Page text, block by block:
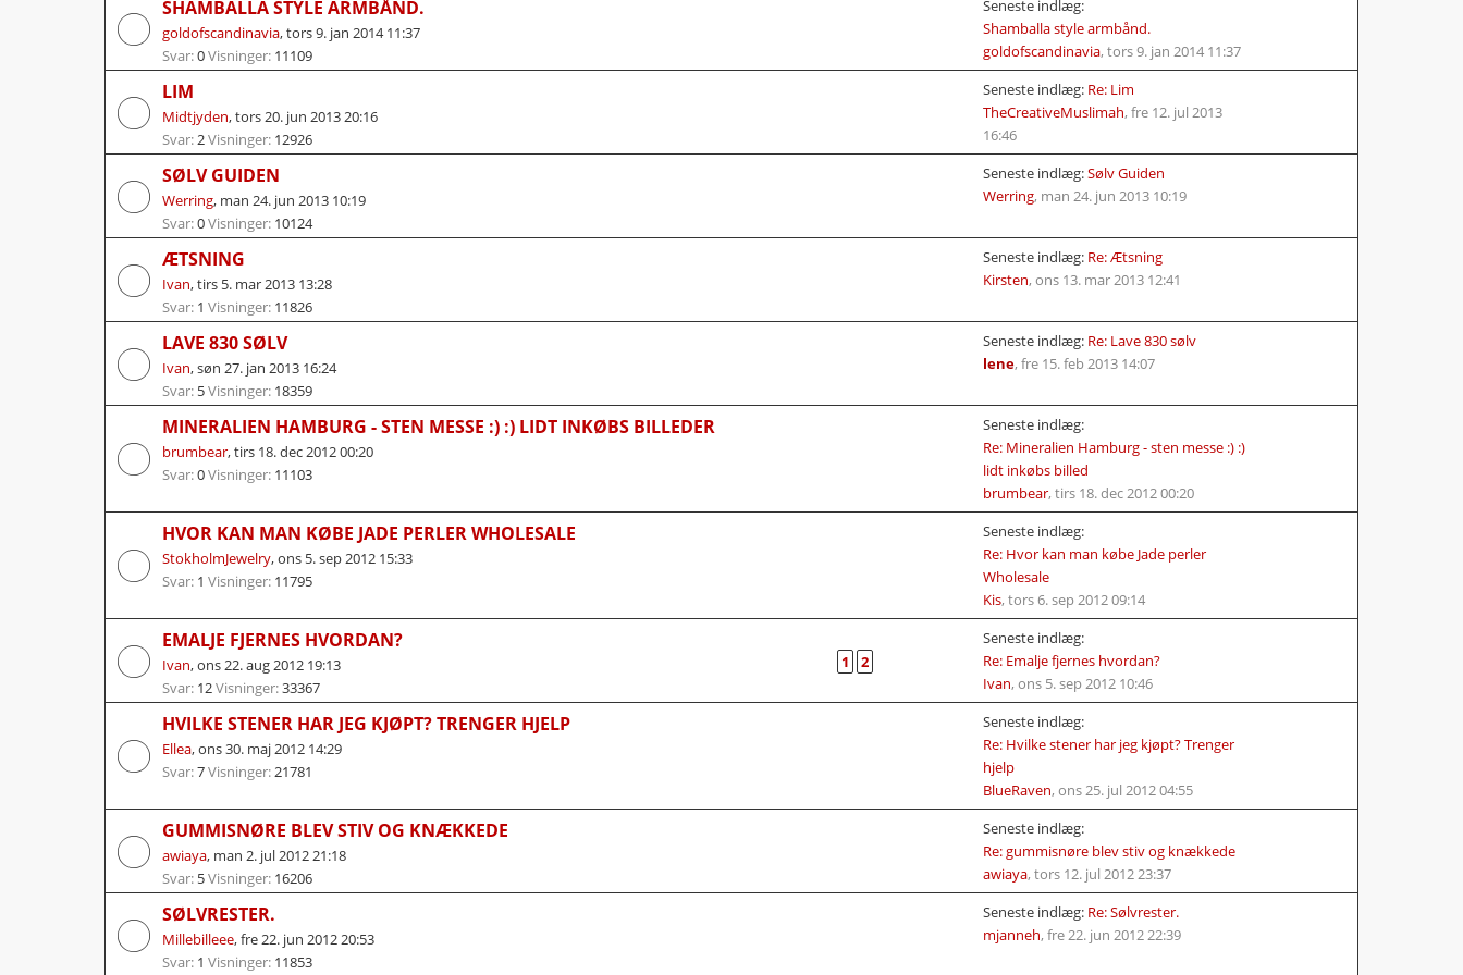
SHAMBALLA STYLE ARMBÅND.
goldofscandinavia,tors 9. jan 2014 11:37
Svar:0Visninger: 11109
Seneste indlæg:
Shamballa style armbånd.
goldofscandinavia, tors 9. jan 2014 11:37
LIM
Midtjyden,tors 20. jun 2013 20:16
Svar:2Visninger: 12926
Seneste indlæg: Re: Lim
TheCreativeMuslimah, fre 12. jul 2013
16:46
SØLV GUIDEN
Werring, man 24. jun 2013 10:19
Svar:0Visninger: 10124
Seneste indlæg:Sølv Guiden
Werring, man 24. jun 2013 10:19
ÆTSNING
Ivan,tirs 5. mar 2013 13:28
Svar: 1 Visninger: 11826
Seneste indlæg: Re: Ætsning
Kirsten, ons 13. mar 2013 12:41
LAVE 830 SØLV
Ivan,søn 27. jan 2013 16:24
Svar: 5Visninger: 18359
Seneste indlæg: Re: Lave 830 sølv
lene, fre 15. feb 2013 14:07
MINERALIEN HAMBURG - STEN MESSE :) :) LIDT INKØBS BILLEDER
brumbear,tirs 18. dec 2012 00:20
Svar:0Visninger: 11103
Seneste indlæg:
Re: Mineralien Hamburg - sten messe :) :)
lidt inkøbs billed
brumbear, tirs 18. dec 2012 00:20
HVOR KAN MAN KØBE JADE PERLER WHOLESALE
StokholmJewelry,ons 5. sep 2012 15:33
Svar: 1 Visninger: 11795
Seneste indlæg:
Re: Hvor kan man købe Jade perler
Wholesale
Kis, tors 6. sep 2012 09:14
EMALJE FJERNES HVORDAN?
Ivan,ons 22. aug 2012 19:13
Svar: 12Visninger:33367
1 2
Seneste indlæg:
Re: Emalje fjernes hvordan?
Ivan, ons 5. sep 2012 10:46
HVILKE STENER HAR JEG KJØPT? TRENGER HJELP
Ellea,ons 30. maj 2012 14:29
Svar:7Visninger:21781
Seneste indlæg:
Re: Hvilke stener har jeg kjøpt? Trenger
hjelp
BlueRaven, ons 25. jul 2012 04:55
GUMMISNØRE BLEV STIV OG KNÆKKEDE
awiaya, man 2. jul 2012 21:18
Svar: 5Visninger: 16206
Seneste indlæg:
Re: gummisnøre blev stiv og knækkede
awiaya, tors 12. jul 2012 23:37
SØLVRESTER.
Millebilleee,fre 22. jun 2012 20:53
Svar: 1 Visninger: 11853
Seneste indlæg: Re: Sølvrester.
mjanneh, fre 22. jun 2012 22:39